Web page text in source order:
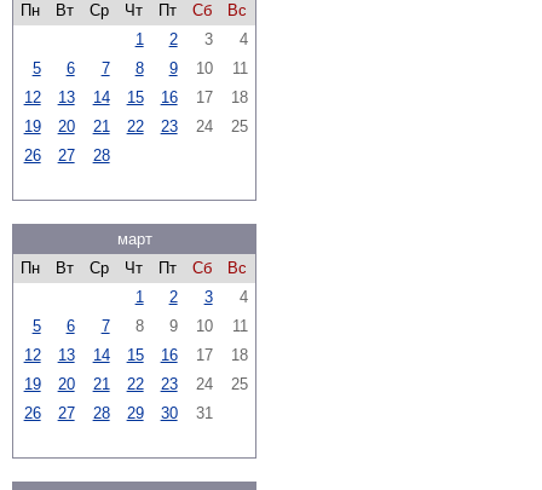
Пн
Вт Ср Чт Пт Сб
Вс
1
2 3
4
5
6 7 8 9 10
11
12
13 14 15 16 17
18
19
20 21 22 23 24
25
26
27 28
март
Пн
Вт Ср Чт Пт Сб
Вс
1
2 3
4
5
6 7 8 9 10
11
12
13 14 15 16 17
18
19
20 21 22 23 24
25
26
27 28 29 30 31